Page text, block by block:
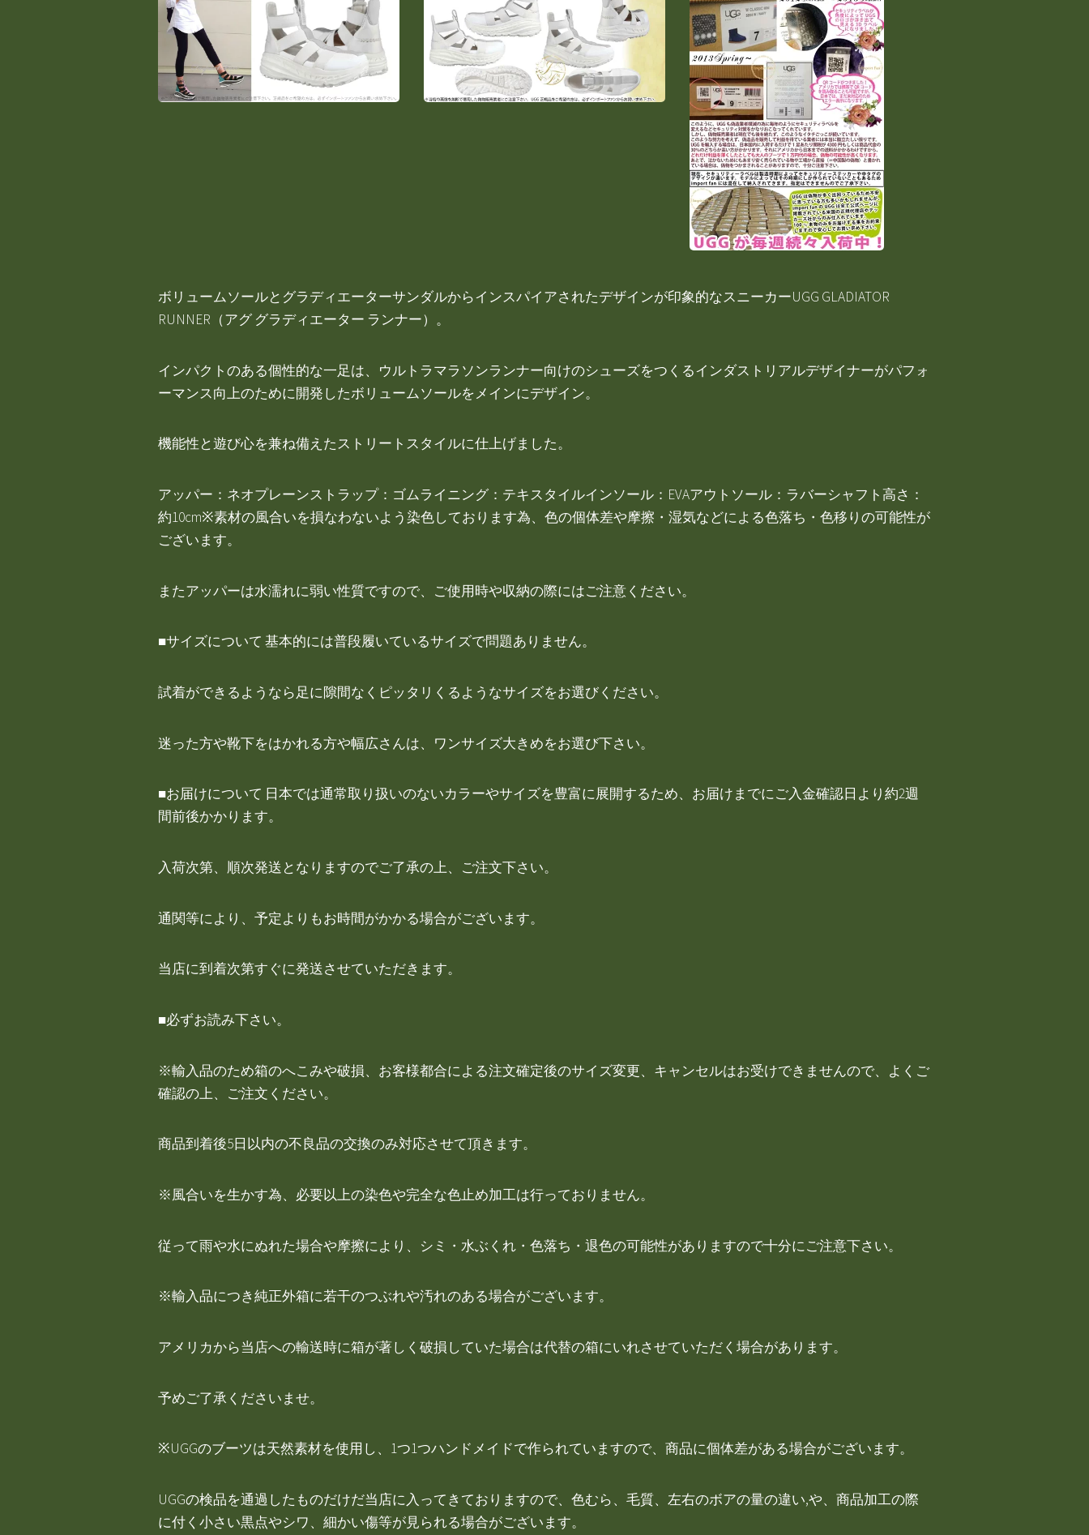
ボリュームソールとグラディエーターサンダルからインスパイアされたデザインが印象的なスニーカーUGG GLADIATOR
RUNNER（アグ グラディエーター ランナー）。
インパクトのある個性的な一足は、ウルトラマラソンランナー向けのシューズをつくるインダストリアルデザイナーがパフォ
ーマンス向上のために開発したボリュームソールをメインにデザイン。
機能性と遊び心を兼ね備えたストリートスタイルに仕上げました。
アッパー：ネオプレーンストラップ：ゴムライニング：テキスタイルインソール：EVAアウトソール：ラバーシャフト高さ：
約10cm※素材の風合いを損なわないよう染色しております為、色の個体差や摩擦・湿気などによる色落ち・色移りの可能性が
ございます。
またアッパーは水濡れに弱い性質ですので、ご使用時や収納の際にはご注意ください。
■サイズについて 基本的には普段履いているサイズで問題ありません。
試着ができるようなら足に隙間なくピッタリくるようなサイズをお選びください。
迷った方や靴下をはかれる方や幅広さんは、ワンサイズ大きめをお選び下さい。
■お届けについて 日本では通常取り扱いのないカラーやサイズを豊富に展開するため、お届けまでにご入金確認日より約2週
間前後かかります。
入荷次第、順次発送となりますのでご了承の上、ご注文下さい。
通関等により、予定よりもお時間がかかる場合がございます。
当店に到着次第すぐに発送させていただきます。
■必ずお読み下さい。
※輸入品のため箱のへこみや破損、お客様都合による注文確定後のサイズ変更、キャンセルはお受けできませんので、よくご
確認の上、ご注文ください。
商品到着後5日以内の不良品の交換のみ対応させて頂きます。
※風合いを生かす為、必要以上の染色や完全な色止め加工は行っておりません。
従って雨や水にぬれた場合や摩擦により、シミ・水ぶくれ・色落ち・退色の可能性がありますので十分にご注意下さい。
※輸入品につき純正外箱に若干のつぶれや汚れのある場合がございます。
アメリカから当店への輸送時に箱が著しく破損していた場合は代替の箱にいれさせていただく場合があります。
予めご了承くださいませ。
※UGGのブーツは天然素材を使用し、1つ1つハンドメイドで作られていますので、商品に個体差がある場合がございます。
UGGの検品を通過したものだけだ当店に入ってきておりますので、色むら、毛質、左右のボアの量の違い,や、商品加工の際
に付く小さい黒点やシワ、細かい傷等が見られる場合がございます。